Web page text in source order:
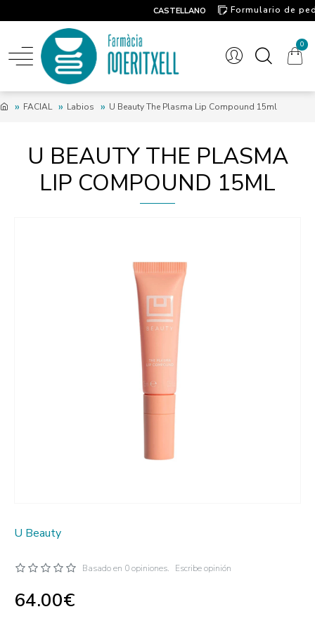
CASTELLANO
Formulario de
0
FACIAL Labios U Beauty The Plasma Lip Compound 15ml
U BEAUTY THE PLASMA
LIP COMPOUND 15ML
U Beauty
Basado en 0 opiniones. Escribe opinión
64.00€